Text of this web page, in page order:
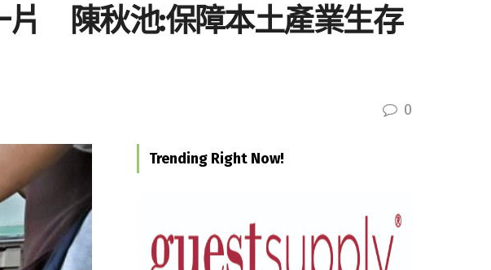
陳秋池:保障本土產業生存
0
Trending Right Now!